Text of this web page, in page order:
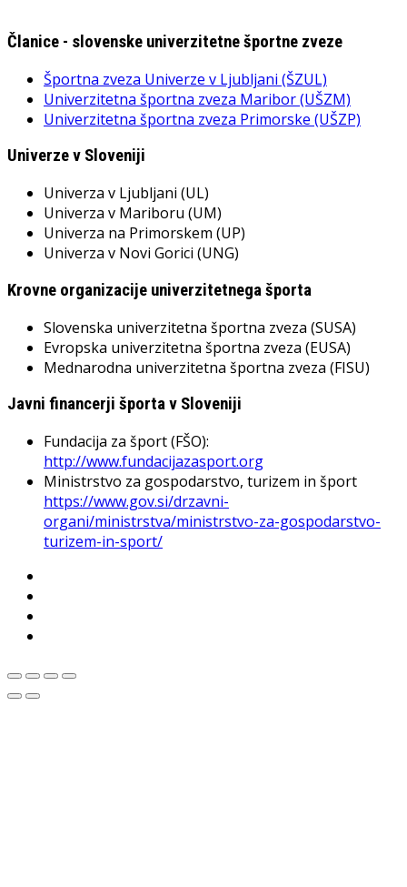
Članice - slovenske univerzitetne športne zveze
Športna zveza Univerze v Ljubljani (ŠZUL)
Univerzitetna športna zveza Maribor (UŠZM)
Univerzitetna športna zveza Primorske (UŠZP)
Univerze v Sloveniji
Univerza v Ljubljani (UL)
Univerza v Mariboru (UM)
Univerza na Primorskem (UP)
Univerza v Novi Gorici (UNG)
Krovne organizacije univerzitetnega športa
Slovenska univerzitetna športna zveza (SUSA)
Evropska univerzitetna športna zveza (EUSA)
Mednarodna univerzitetna športna zveza (FISU)
Javni financerji športa v Sloveniji
Fundacija za šport (FŠO):
http://www.fundacijazasport.org
Ministrstvo za gospodarstvo, turizem in šport
https://www.gov.si/drzavni-
organi/ministrstva/ministrstvo-za-gospodarstvo-
turizem-in-sport/